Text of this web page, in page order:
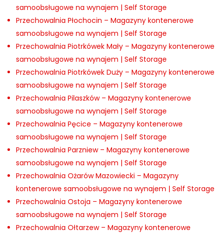
samoobsługowe na wynajem | Self Storage
Przechowalnia Płochocin – Magazyny kontenerowe
samoobsługowe na wynajem | Self Storage
Przechowalnia Piotrkówek Mały – Magazyny kontenerowe
samoobsługowe na wynajem | Self Storage
Przechowalnia Piotrkówek Duży – Magazyny kontenerowe
samoobsługowe na wynajem | Self Storage
Przechowalnia Pilaszków – Magazyny kontenerowe
samoobsługowe na wynajem | Self Storage
Przechowalnia Pęcice – Magazyny kontenerowe
samoobsługowe na wynajem | Self Storage
Przechowalnia Parzniew – Magazyny kontenerowe
samoobsługowe na wynajem | Self Storage
Przechowalnia Ożarów Mazowiecki – Magazyny
kontenerowe samoobsługowe na wynajem | Self Storage
Przechowalnia Ostoja – Magazyny kontenerowe
samoobsługowe na wynajem | Self Storage
Przechowalnia Ołtarzew – Magazyny kontenerowe